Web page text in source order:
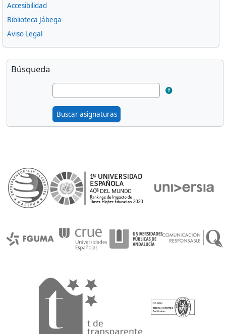
Accesibilidad
Biblioteca Jábega
Aviso Legal
Bloques suplementarios
Omitir Búsqueda
Búsqueda
Buscar asignaturas